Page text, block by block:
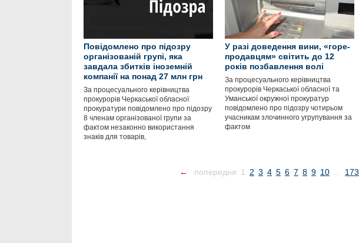
Повідомлено про підозру
організованій групі, яка
завдала збитків іноземній
компанії на понад 27 млн грн
За процесуального керівництва
прокурорів Черкаської обласної
прокуратури повідомлено про підозру
8 членам організованої групи за
фактом незаконно використання
знаків для товарів,
У разі доведення вини, «горе-
продавцям» світить до 12
років позбавлення волі
За процесуального керівництва
прокурорів Черкаської обласної та
Уманської окружної прокуратур
повідомлено про підозру чотирьом
учасникам злочинного угрупування за
фактом
← попередня 1 2 3 4 5 6 7 8 9 10 173